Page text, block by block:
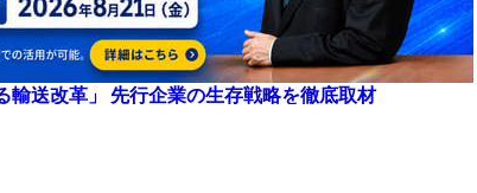
輸送改革」 先行企業の生存戦略を徹底取材